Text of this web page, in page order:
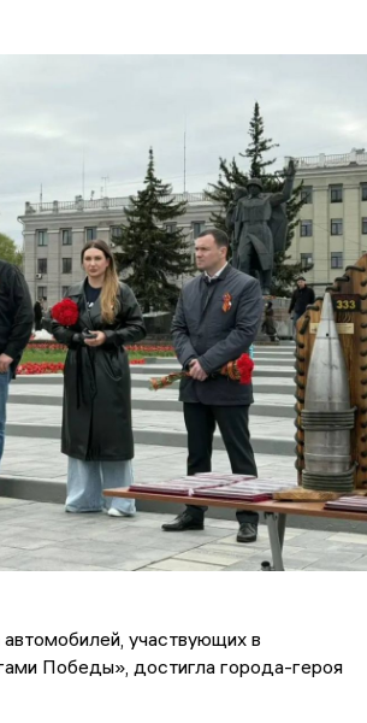
участвующих в
Победы», достигла города-героя